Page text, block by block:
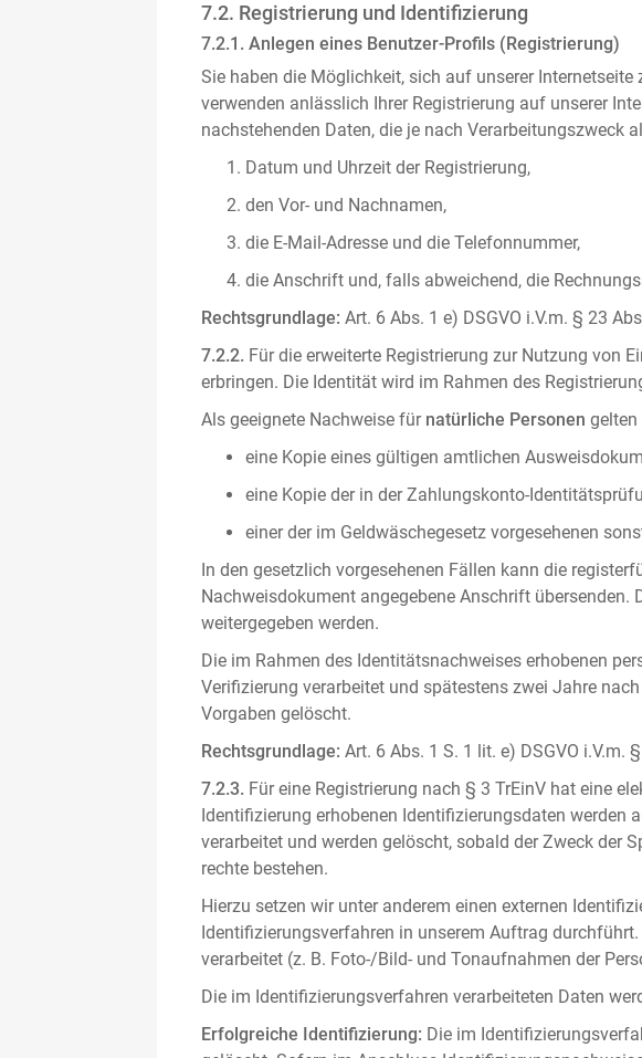
7.2. Registrierung und Identifizierung
7.2.1. Anlegen eines Benutzer-Profils (Registrierung)
Sie haben die Möglichkeit, sich auf unserer
verwenden anlässlich Ihrer Registrierung auf unserer
nachstehenden Daten, die je nach Verarbeitungszweck
Datum und Uhrzeit der Registrierung,
den Vor- und Nachnamen,
die E-Mail-Adresse und die Telefonnummer,
die Anschrift und, falls abweichend, die
Rechtsgrundlage: Art. 6 Abs. 1 e) DSGVO i.V.m. § 23
7.2.2. Für die erweiterte Registrierung zur Nutzung von
erbringen. Die Identität wird im Rahmen des
Als geeignete Nachweise für natürliche Personen gelten
eine Kopie eines gültigen amtlichen
eine Kopie der in der Zahlungskonto-
einer der im Geldwäschegesetz vorgesehenen
In den gesetzlich vorgesehenen Fällen kann die
Nachweisdokument angegebene Anschrift
weitergegeben werden.
Die im Rahmen des Identitätsnachweises erhobenen
Verifizierung verarbeitet und spätestens zwei Jahre
Vorgaben gelöscht.
Rechtsgrundlage: Art. 6 Abs. 1 S. 1 lit. e) DSGVO i.V.m.
7.2.3. Für eine Registrierung nach § 3 TrEinV hat eine
Identifizierung erhobenen Identifizierungsdaten
verarbeitet und werden gelöscht, sobald der Zweck der
rechte bestehen.
Hierzu setzen wir unter anderem einen externen
Identifizierungsverfahren in unserem Auftrag
verarbeitet (z. B. Foto-/Bild- und Tonaufnahmen der
Die im Identifizierungsverfahren verarbeiteten Daten
Erfolgreiche Identifizierung: Die im